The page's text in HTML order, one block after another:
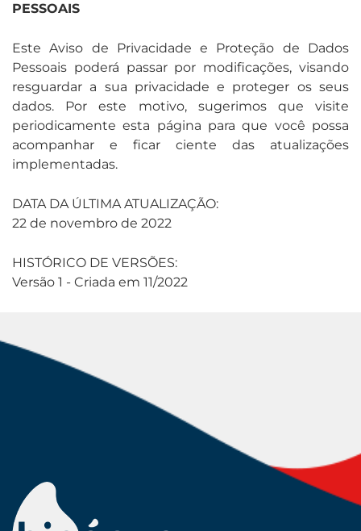
PESSOAIS
Este Aviso de Privacidade e Proteção de Dados
Pessoais poderá passar por modificações, visando
resguardar a sua privacidade e proteger os seus
dados. Por este motivo, sugerimos que visite
periodicamente esta página para que você possa
acompanhar e ficar ciente das atualizações
implementadas.
DATA DA ÚLTIMA ATUALIZAÇÃO:
22 de novembro de 2022
HISTÓRICO DE VERSÕES:
Versão 1 - Criada em 11/2022